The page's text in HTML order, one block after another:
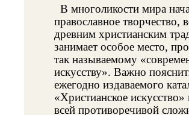
В многоликости мира
православное творчество,
древним христианским
занимает особое место,
так называемому
искусству». Важно
ежегодно издаваемого
«Христианское
всей противоречивой